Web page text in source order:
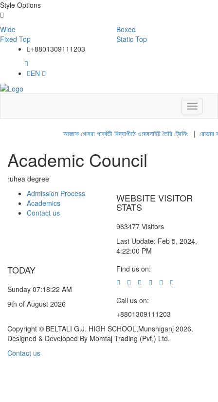
Style Options
Wide
Boxed
Fixed Top
Static Top
+8801309111203
EN
Toggle
আজকে গোবরা পার্ব্বতী বিদ্যাপীঠে ওয়েবসাইট তৈরি ট্রেনিং| রোভার
Academic Council
ruhea degree
Admission Process
Academics
Contact us
WEBSITE VISITOR
STATS
963477 Visitors
Last Update: Feb 5, 2024,
4:22:00 PM
TODAY
Sunday 07:18:22 AM
9th of August 2026
Find us on:
Call us on:
+8801309111203
Copyright © BELTALI G.J. HIGH SCHOOL,Munshiganj 2026.
Designed & Developed By Momtaj Trading (Pvt.) Ltd.
Contact us